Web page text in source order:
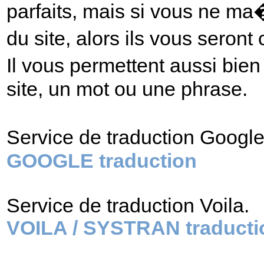
parfaits, mais si vous ne
du site, alors ils vous
Il vous permettent aussi
site, un mot ou une phrase.
Service de traduction
GOOGLE traduction
Service de traduction Voila.
VOILA / SYSTRAN